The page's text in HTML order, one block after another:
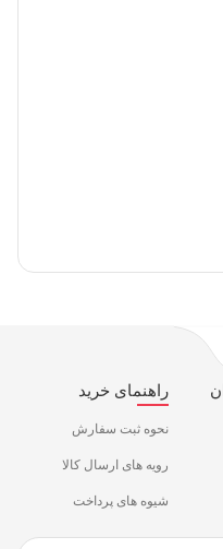
راهنمای خرید
نحوه ثبت سفارش
رویه های ارسال کالا
شیوه های پرداخت